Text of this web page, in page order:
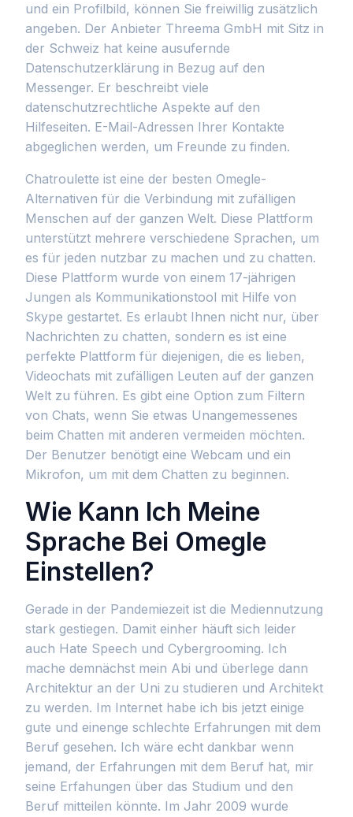
und ein Profilbild, können Sie freiwillig zusätzlich
angeben. Der Anbieter Threema GmbH mit Sitz in
der Schweiz hat keine ausufernde
Datenschutzerklärung in Bezug auf den
Messenger. Er beschreibt viele
datenschutzrechtliche Aspekte auf den
Hilfeseiten. E-Mail-Adressen Ihrer Kontakte
abgeglichen werden, um Freunde zu finden.
Chatroulette ist eine der besten Omegle-
Alternativen für die Verbindung mit zufälligen
Menschen auf der ganzen Welt. Diese Plattform
unterstützt mehrere verschiedene Sprachen, um
es für jeden nutzbar zu machen und zu chatten.
Diese Plattform wurde von einem 17-jährigen
Jungen als Kommunikationstool mit Hilfe von
Skype gestartet. Es erlaubt Ihnen nicht nur, über
Nachrichten zu chatten, sondern es ist eine
perfekte Plattform für diejenigen, die es lieben,
Videochats mit zufälligen Leuten auf der ganzen
Welt zu führen. Es gibt eine Option zum Filtern
von Chats, wenn Sie etwas Unangemessenes
beim Chatten mit anderen vermeiden möchten.
Der Benutzer benötigt eine Webcam und ein
Mikrofon, um mit dem Chatten zu beginnen.
Wie Kann Ich Meine
Sprache Bei Omegle
Einstellen?
Gerade in der Pandemiezeit ist die Mediennutzung
stark gestiegen. Damit einher häuft sich leider
auch Hate Speech und Cybergrooming. Ich
mache demnächst mein Abi und überlege dann
Architektur an der Uni zu studieren und Architekt
zu werden. Im Internet habe ich bis jetzt einige
gute und einenge schlechte Erfahrungen mit dem
Beruf gesehen. Ich wäre echt dankbar wenn
jemand, der Erfahrungen mit dem Beruf hat, mir
seine Erfahungen über das Studium und den
Beruf mitteilen könnte. Im Jahr 2009 wurde